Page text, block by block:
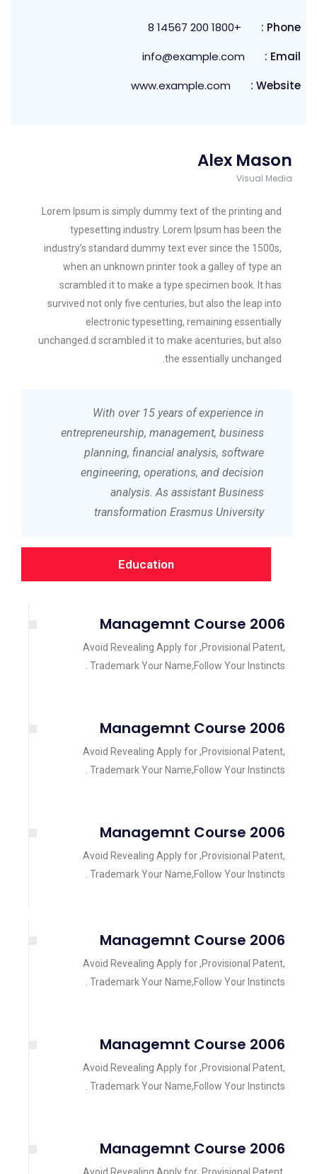
Phone :
+1800 200 14567 8
Email :
info@example.com
Website :
www.example.com
Alex Mason
Visual Media
Lorem Ipsum is simply dummy text of the printing and
typesetting industry. Lorem Ipsum has been the
industry’s standard dummy text ever since the 1500s,
when an unknown printer took a galley of type an
scrambled it to make a type specimen book. It has
survived not only five centuries, but also the leap into
electronic typesetting, remaining essentially
unchanged.d scrambled it to make acenturies, but also
the essentially unchanged.
With over 15 years of experience in
entrepreneurship, management, business
planning, financial analysis, software
engineering, operations, and decision
analysis. As assistant Business
transformation Erasmus University
Education
2006 Managemnt Course
Avoid Revealing Apply for ,Provisional Patent,
Trademark Your Name,Follow Your Instincts .
2006 Managemnt Course
Avoid Revealing Apply for ,Provisional Patent,
Trademark Your Name,Follow Your Instincts .
2006 Managemnt Course
Avoid Revealing Apply for ,Provisional Patent,
Trademark Your Name,Follow Your Instincts .
2006 Managemnt Course
Avoid Revealing Apply for ,Provisional Patent,
Trademark Your Name,Follow Your Instincts .
2006 Managemnt Course
Avoid Revealing Apply for ,Provisional Patent,
Trademark Your Name,Follow Your Instincts .
2006 Managemnt Course